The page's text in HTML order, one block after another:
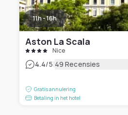
11h - 16h
Aston La Scala
Nice
4.4/5|49 Recensies
Gratis annulering
Betaling in het hotel